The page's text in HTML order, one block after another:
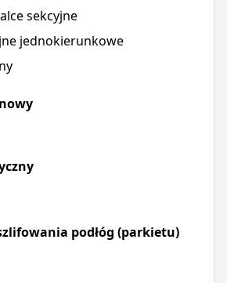
sekcyjne
jednokierunkowe
podłóg (parkietu)